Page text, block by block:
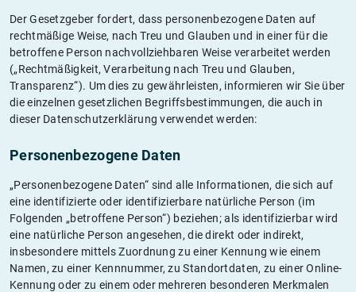
Der Gesetzgeber fordert, dass personenbezogene Daten auf
rechtmäßige Weise, nach Treu und Glauben und in einer für die
betroffene Person nachvollziehbaren Weise verarbeitet werden
(„Rechtmäßigkeit, Verarbeitung nach Treu und Glauben,
Transparenz“). Um dies zu gewährleisten, informieren wir Sie über
die einzelnen gesetzlichen Begriffsbestimmungen, die auch in
dieser Datenschutzerklärung verwendet werden:
Personenbezogene Daten
„Personenbezogene Daten“ sind alle Informationen, die sich auf
eine identifizierte oder identifizierbare natürliche Person (im
Folgenden „betroffene Person“) beziehen; als identifizierbar wird
eine natürliche Person angesehen, die direkt oder indirekt,
insbesondere mittels Zuordnung zu einer Kennung wie einem
Namen, zu einer Kennnummer, zu Standortdaten, zu einer Online-
Kennung oder zu einem oder mehreren besonderen Merkmalen